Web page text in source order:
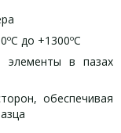
до +1300ºС
элементы в пазах
обеспечивая